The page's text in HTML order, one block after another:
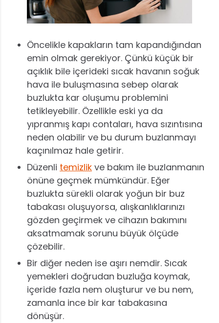
Öncelikle kapakların tam kapandığından
emin olmak gerekiyor. Çünkü küçük bir
açıklık bile içerideki sıcak havanın soğuk
hava ile buluşmasına sebep olarak
buzlukta kar oluşumu problemini
tetikleyebilir. Özellikle eski ya da
yıpranmış kapı contaları, hava sızıntısına
neden olabilir ve bu durum buzlanmayı
kaçınılmaz hale getirir.
Düzenli temizlik ve bakım ile buzlanmanın
önüne geçmek mümkündür. Eğer
buzlukta sürekli olarak yoğun bir buz
tabakası oluşuyorsa, alışkanlıklarınızı
gözden geçirmek ve cihazın bakımını
aksatmamak sorunu büyük ölçüde
çözebilir.
Bir diğer neden ise aşırı nemdir. Sıcak
yemekleri doğrudan buzluğa koymak,
içeride fazla nem oluşturur ve bu nem,
zamanla ince bir kar tabakasına
dönüşür.